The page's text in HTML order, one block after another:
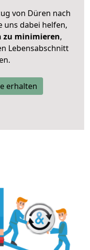
von Düren nach
uns dabei helfen,
zu minimieren,
Lebensabschnitt
erhalten